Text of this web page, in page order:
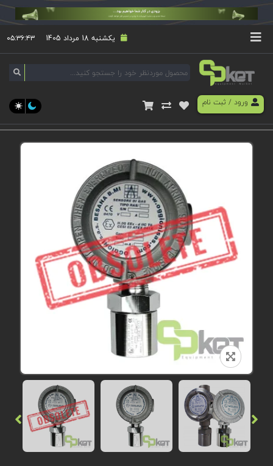
یکشنبه 18 مرداد 1405 ۰۵:۳۶:۴۳
ورود/ ثبت نام